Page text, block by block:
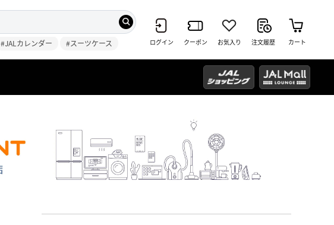
#JALカレンダー #スーツケース ログイン クーポン お気入り 注文履歴 カート